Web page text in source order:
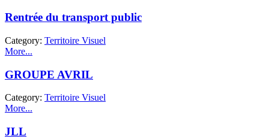
Rentrée du transport public
Category: Territoire Visuel
More...
GROUPE AVRIL
Category: Territoire Visuel
More...
JLL